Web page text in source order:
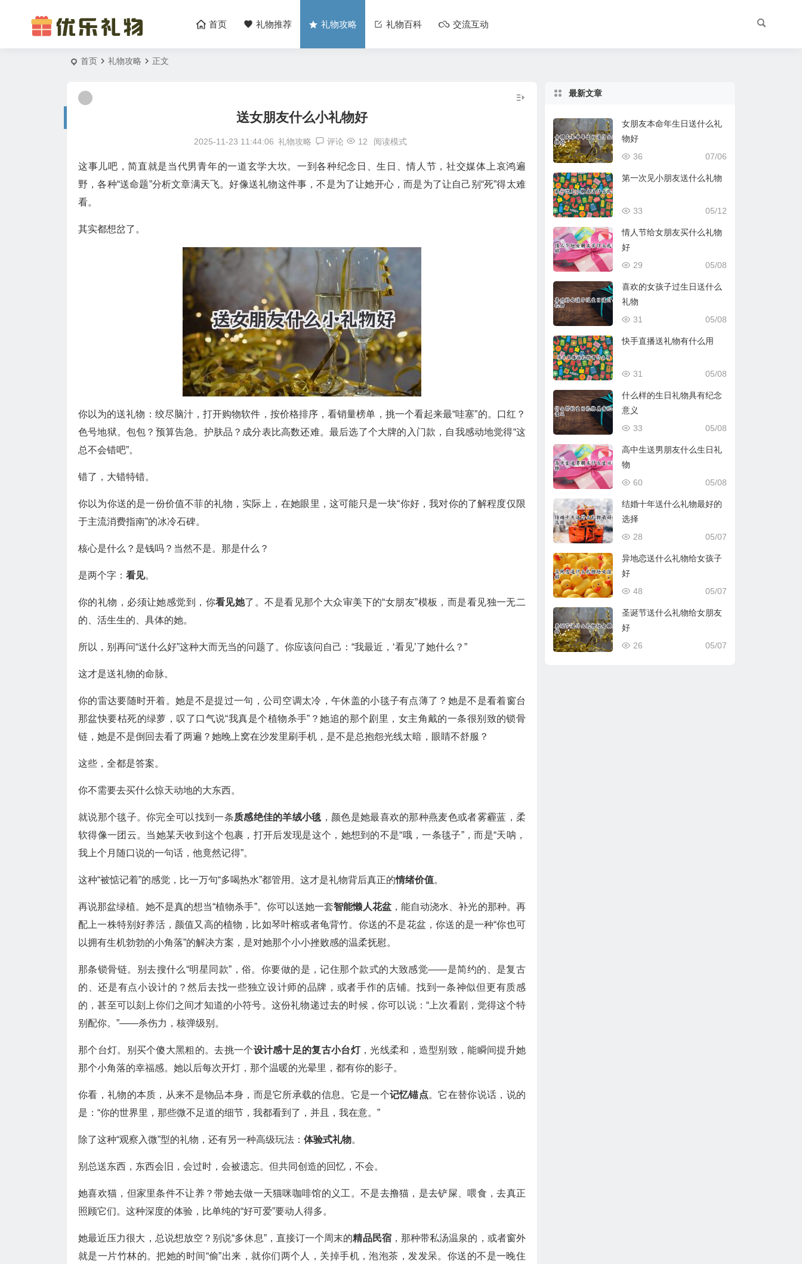
首页 礼物推荐 礼物攻略 礼物百科 交流互动
首页 礼物攻略 正文
送女朋友什么小礼物好
2025-11-23 11:44:06 礼物攻略 评论 12 阅读模式
这事儿吧，简直就是当代男青年的一道玄学大坎。一到各种纪念日、生日、情人节，社交媒体上哀鸿遍
野，各种“送命题”分析文章满天飞。好像送礼物这件事，不是为了让她开心，而是为了让自己别“死”得太难
看。
其实都想岔了。
你以为的送礼物：绞尽脑汁，打开购物软件，按价格排序，看销量榜单，挑一个看起来最“哇塞”的。口红？
色号地狱。包包？预算告急。护肤品？成分表比高数还难。最后选了个大牌的入门款，自我感动地觉得“这
总不会错吧”。
错了，大错特错。
你以为你送的是一份价值不菲的礼物，实际上，在她眼里，这可能只是一块“你好，我对你的了解程度仅限
于主流消费指南”的冰冷石碑。
核心是什么？是钱吗？当然不是。那是什么？
是两个字： 看见。
你的礼物，必须让她感觉到，你看见她了。不是看见那个大众审美下的“女朋友”模板，而是看见独一无二
的、活生生的、具体的她。
所以，别再问“送什么好”这种大而无当的问题了。你应该问自己：“我最近，‘看见’了她什么？”
这才是送礼物的命脉。
你的雷达要随时开着。她是不是提过一句，公司空调太冷，午休盖的小毯子有点薄了？她是不是看着窗台
那盆快要枯死的绿萝，叹了口气说“我真是个植物杀手”？她追的那个剧里，女主角戴的一条很别致的锁骨
链，她是不是倒回去看了两遍？她晚上窝在沙发里刷手机，是不是总抱怨光线太暗，眼睛不舒服？
这些，全都是答案。
你不需要去买什么惊天动地的大东西。
就说那个毯子。你完全可以找到一条质感绝佳的羊绒小毯 ，颜色是她最喜欢的那种燕麦色或者雾霾蓝，柔
软得像一团云。当她某天收到这个包裹，打开后发现是这个，她想到的不是“哦，一条毯子”，而是“天呐，
我上个月随口说的一句话，他竟然记得”。
这种“被惦记着”的感觉，比一万句“多喝热水”都管用。这才是礼物背后真正的情绪价值。
再说那盆绿植。她不是真的想当“植物杀手”。你可以送她一套智能懒人花盆，能自动浇水、补光的那种。再
配上一株特别好养活，颜值又高的植物，比如琴叶榕或者龟背竹。你送的不是花盆，你送的是一种“你也可
以拥有生机勃勃的小角落”的解决方案，是对她那个小小挫败感的温柔抚慰。
那条锁骨链。别去搜什么“明星同款”，俗。你要做的是，记住那个款式的大致感觉——是简约的、是复古
的、还是有点小设计的？然后去找一些独立设计师的品牌，或者手作的店铺。找到一条神似但更有质感
的，甚至可以刻上你们之间才知道的小符号。这份礼物递过去的时候，你可以说：“上次看剧，觉得这个特
别配你。”——杀伤力，核弹级别。
那个台灯。别买个傻大黑粗的。去挑一个设计感十足的复古小台灯，光线柔和，造型别致，能瞬间提升她
那个小角落的幸福感。她以后每次开灯，那个温暖的光晕里，都有你的影子。
你看，礼物的本质，从来不是物品本身，而是它所承载的信息。它是一个记忆锚点。它在替你说话，说的
是：“你的世界里，那些微不足道的细节，我都看到了，并且，我在意。”
除了这种“观察入微”型的礼物，还有另一种高级玩法： 体验式礼物。
别总送东西，东西会旧，会过时，会被遗忘。但共同创造的回忆，不会。
她喜欢猫，但家里条件不让养？带她去做一天猫咪咖啡馆的义工。不是去撸猫，是去铲屎、喂食，去真正
照顾它们。这种深度的体验，比单纯的“好可爱”要动人得多。
她最近压力很大，总说想放空？别说“多休息”，直接订一个周末的精品民宿，那种带私汤温泉的，或者窗外
就是一片竹林的。把她的时间“偷”出来，就你们两个人，关掉手机，泡泡茶，发发呆。你送的不是一晚住
最新文章
女朋友本命年生日送什么礼
物好
07/06
36
第一次见小朋友送什么礼物
05/12
33
情人节给女朋友买什么礼物
好
05/08
29
喜欢的女孩子过生日送什么
礼物
05/08
31
快手直播送礼物有什么用
05/08
31
什么样的生日礼物具有纪念
意义
05/08
33
高中生送男朋友什么生日礼
物
05/08
60
结婚十年送什么礼物最好的
选择
05/07
28
异地恋送什么礼物给女孩子
好
05/07
48
圣诞节送什么礼物给女朋友
好
05/07
26